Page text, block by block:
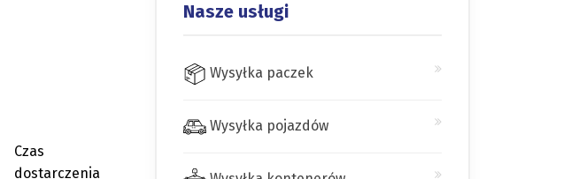
Czas
dostarczenia
Nasze usługi
Wysyłka paczek
Wysyłka pojazdów